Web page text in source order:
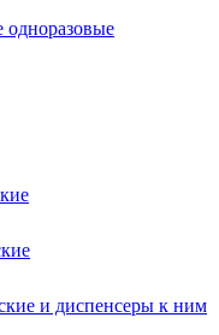
и диспенсеры к ним